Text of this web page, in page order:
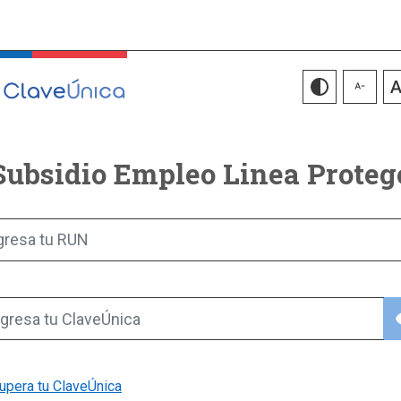
Empleo Linea
tu RUN
tu ClaveÚnica
tu ClaveÚnica